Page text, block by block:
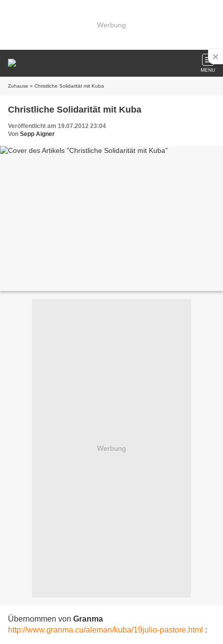
Werbung
MENU
Zuhause » Christliche Solidarität mit Kuba
Christliche Solidarität mit Kuba
Veröffentlicht am 19.07.2012 23:04
Von Sepp Aigner
Werbung
Übernommen von Granma
http://www.granma.cu/aleman/kuba/19julio-pastore.html :